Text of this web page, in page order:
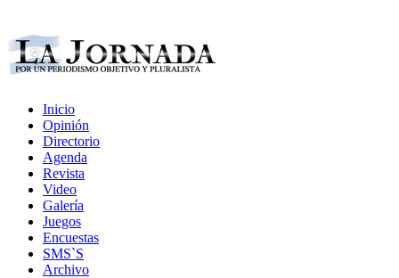
Inicio
Opinión
Directorio
Agenda
Revista
Video
Galería
Juegos
Encuestas
SMS`S
Archivo